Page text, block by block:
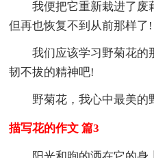
我便把它重新栽进了废
但再也恢复不到从前那样了!
我们应该学习野菊花的
韧不拔的精神吧!
野菊花，我心中最美的
描写花的作文 篇3